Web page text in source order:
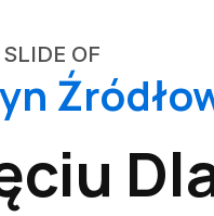
SLIDE OF